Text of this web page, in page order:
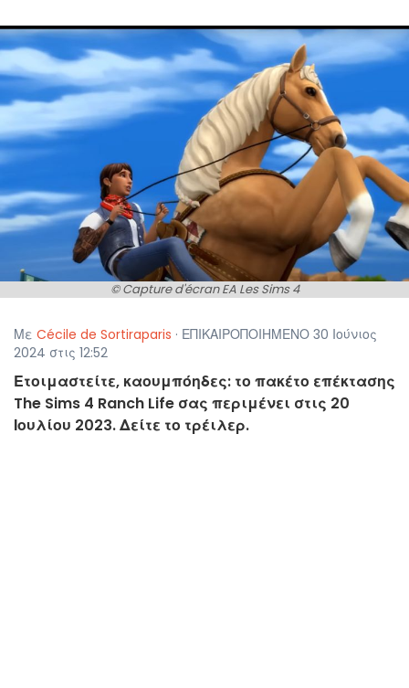
© Capture d'écran EA Les Sims 4
Με Cécile de Sortiraparis · ΕΠΙΚΑΙΡΟΠΟΙΗΜΕΝΟ 30 Ιούνιος
2024 στις 12:52
Ετοιμαστείτε, καουμπόηδες: το πακέτο επέκτασης
The Sims 4 Ranch Life σας περιμένει στις 20
Ιουλίου 2023. Δείτε το τρέιλερ.